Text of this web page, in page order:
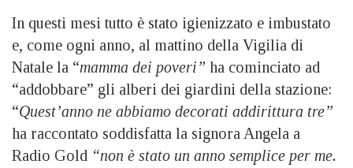
In questi mesi tutto è stato igienizzato e imbustato
e, come ogni anno, al mattino della Vigilia di
Natale la “mamma dei poveri” ha cominciato ad
“addobbare” gli alberi dei giardini della stazione:
“Quest’anno ne abbiamo decorati addirittura tre”
ha raccontato soddisfatta la signora Angela a
Radio Gold “non è stato un anno semplice per me.